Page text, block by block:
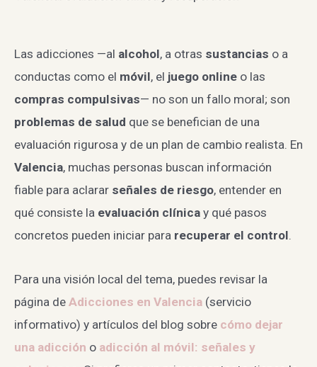
Las adicciones —al alcohol, a otras sustancias o a
conductas como el móvil, el juego online o las
compras compulsivas— no son un fallo moral; son
problemas de salud que se benefician de una
evaluación rigurosa y de un plan de cambio realista. En
Valencia, muchas personas buscan información
fiable para aclarar señales de riesgo, entender en
qué consiste la evaluación clínica y qué pasos
concretos pueden iniciar para recuperar el control
Para una visión local del tema, puedes revisar la
página de Adicciones en Valencia (servicio
informativo) y artículos del blog sobre cómo dejar
una adicción o adicción al móvil: señales y